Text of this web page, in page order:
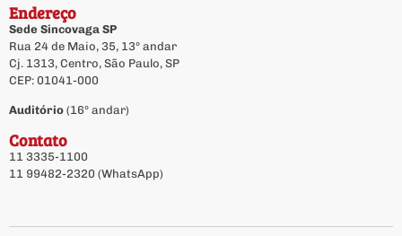
Endereço
Sede Sincovaga SP
Rua 24 de Maio, 35, 13º andar
Cj. 1313, Centro, São Paulo, SP
CEP: 01041-000
Auditório (16º andar)
Contato
11 3335-1100
11 99482-2320 (WhatsApp)